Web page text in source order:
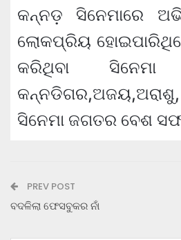
କନ୍ନଡ଼ ସିନେମାରେ
ଲୋକପ୍ରିୟ
କରିଥିବା ସିନେମା
ସିନେମା ଜଗତର ବେଶ
PREV POST
ବଦଳିଲା ଫେସବୁକର ନାଁ